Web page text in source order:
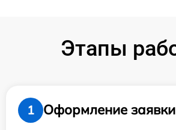
Этапы
1
Оформление заявки